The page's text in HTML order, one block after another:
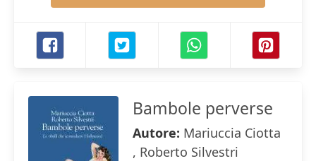
Bambole perverse
Autore: Mariuccia Ciotta
, Roberto Silvestri